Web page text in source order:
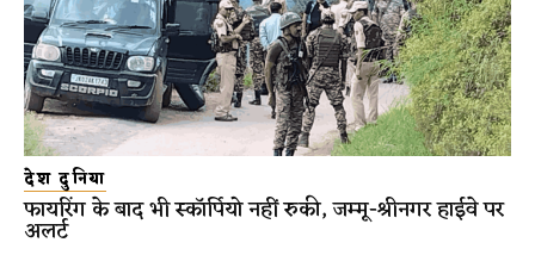
देश दुनिया
फायरिंग के बाद भी स्कॉर्पियो नहीं रुकी, जम्मू-श्रीनगर हाईवे पर
अलर्ट